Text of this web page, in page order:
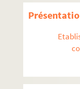
Rue
Rue